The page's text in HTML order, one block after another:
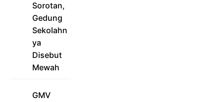
Sorotan,
Gedung
Sekolahn
ya
Disebut
Mewah
GMV